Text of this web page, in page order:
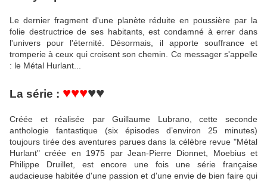
Le dernier fragment d'une planète réduite en poussière par la
folie destructrice de ses habitants, est condamné à errer dans
l'univers pour l'éternité. Désormais, il apporte souffrance et
tromperie à ceux qui croisent son chemin. Ce messager s'appelle
: le Métal Hurlant...
La série : ♥♥♥♥♥
Créée et réalisée par Guillaume Lubrano, cette seconde
anthologie fantastique (six épisodes d’environ 25 minutes)
toujours tirée des aventures parues dans la célèbre revue "Métal
Hurlant" créée en 1975 par Jean-Pierre Dionnet, Moebius et
Philippe Druillet, est encore une fois une série française
audacieuse habitée d'une passion et d'une envie de bien faire qui